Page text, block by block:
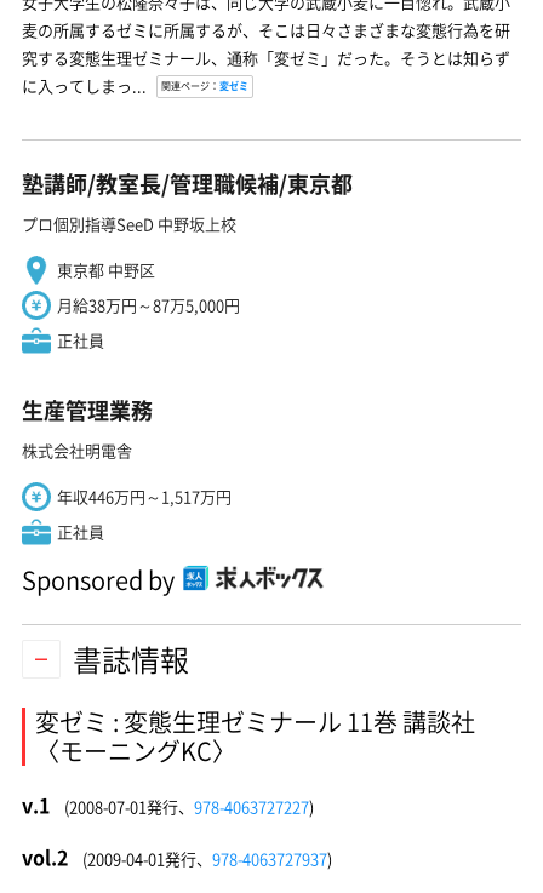
麦の所属するゼミに所属するが、そこは日々さまざまな変態行為を研
究する変態生理ゼミナール、通称「変ゼミ」だった。そうとは知らず
に入ってしまっ...
関連ページ： 変ゼミ
塾講師/教室長/管理職候補/東京都
プロ個別指導SeeD 中野坂上校
東京都 中野区
月給38万円～87万5,000円
正社員
生産管理業務
株式会社明電舎
年収446万円～1,517万円
正社員
Sponsored by
書誌情報
変ゼミ : 変態生理ゼミナール 11巻 講談社
〈モーニングKC〉
v.1 (2008-07-01発行、 978-4063727227)
vol.2 (2009-04-01発行、 978-4063727937)